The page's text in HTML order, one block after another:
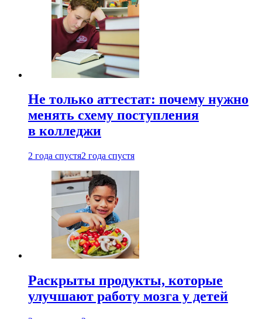
Не только аттестат: почему нужно
менять схему поступления
в колледжи
2 года спустя2 года спустя
Раскрыты продукты, которые
улучшают работу мозга у детей